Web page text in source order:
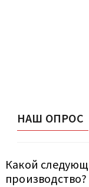
НАШ ОПРОС
Какой
производство?